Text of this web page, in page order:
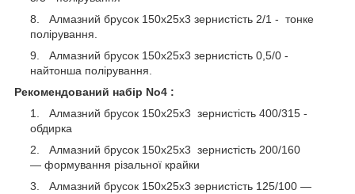
Алмазний брусок 150х25х3 зернистість 2/1 - тонке
полірування.
Алмазний брусок 150х25х3 зернистість 0,5/0 -
найтонша полірування.
Рекомендований набір No4 :
Алмазний брусок 150х25х3 зернистість 400/315 -
обдирка
Алмазний брусок 150х25х3 зернистість 200/160
— формування різальної крайки
Алмазний брусок 150х25х3 зернистість 125/100 —